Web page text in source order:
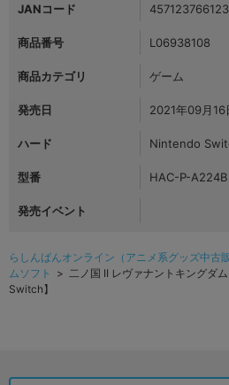
JANコード
商品番号 L06938108
商品カテゴリ ゲーム
発売日 2021年09月16
ハード Nintendo
型番 HAC-P-A224B
発売イベント
らしんばんオンライン（アニメ系グッズ中古
ムソフト
> 二ノ国 II レヴァナントキングダ
Switch】